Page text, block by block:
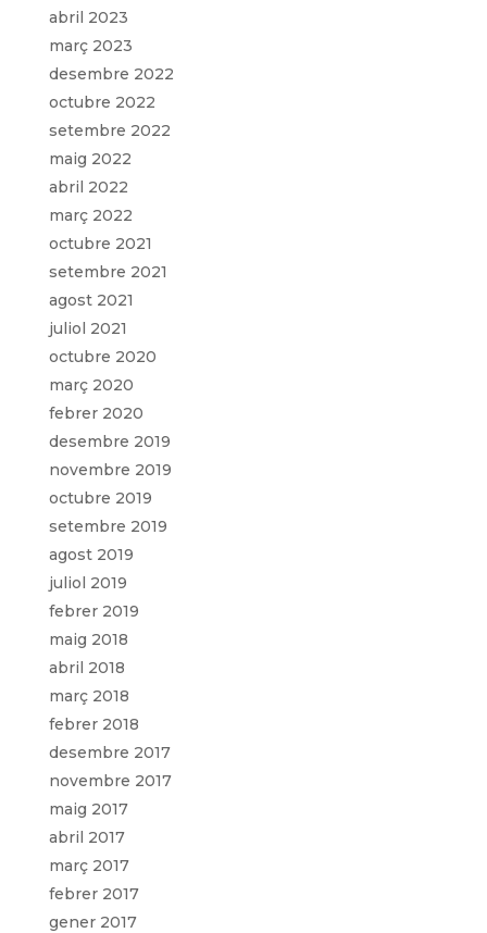
abril 2023
març 2023
desembre 2022
octubre 2022
setembre 2022
maig 2022
abril 2022
març 2022
octubre 2021
setembre 2021
agost 2021
juliol 2021
octubre 2020
març 2020
febrer 2020
desembre 2019
novembre 2019
octubre 2019
setembre 2019
agost 2019
juliol 2019
febrer 2019
maig 2018
abril 2018
març 2018
febrer 2018
desembre 2017
novembre 2017
maig 2017
abril 2017
març 2017
febrer 2017
gener 2017